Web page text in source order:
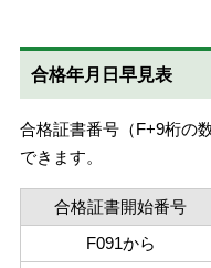
合格年月日早見表
合格証書番号（F+9桁の
できます。
合格証書開始番号
F091から